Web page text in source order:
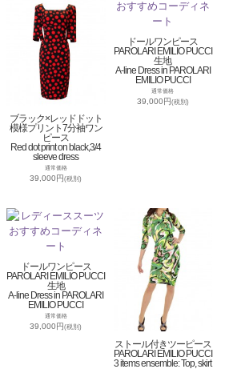
ブラック×レッドドット
模様プリント7分袖ワン
ピース
Red dot print on black,3/4
sleeve dress
通常価格
39,000円(税別)
ドールワンピース
PAROLARI EMILIO PUCCI
生地
A-line Dress in PAROLARI
EMILIO PUCCI
通常価格
39,000円(税別)
ドールワンピース
PAROLARI EMILIO PUCCI
生地
A-line Dress in PAROLARI
EMILIO PUCCI
通常価格
39,000円(税別)
ストール付きツーピース
PAROLARI EMILIO PUCCI
3 items ensemble: Top, skirt